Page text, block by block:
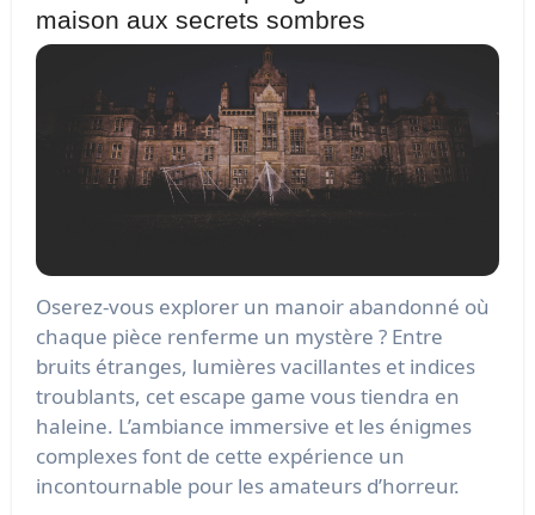
maison aux secrets sombres
Oserez-vous explorer un manoir abandonné où
chaque pièce renferme un mystère ? Entre
bruits étranges, lumières vacillantes et indices
troublants, cet escape game vous tiendra en
haleine. L’ambiance immersive et les énigmes
complexes font de cette expérience un
incontournable pour les amateurs d’horreur.